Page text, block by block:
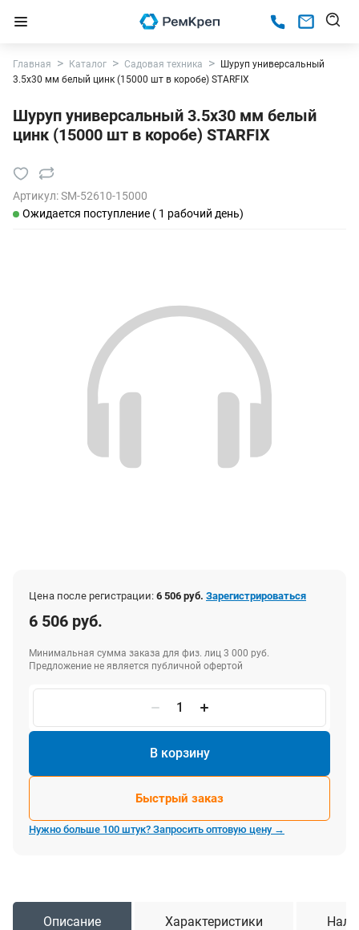
Главная Каталог Садовая техника
Шуруп универсальный
3.5х30 мм белый цинк (15000 шт в коробе) STARFIX
Шуруп универсальный 3.5х30 мм белый
цинк (15000 шт в коробе) STARFIX
Артикул:SM-52610-15000
Ожидается поступление ( 1 рабочий день)
Цена после регистрации: 6 506 руб. Зарегистрироваться
6 506 руб.
Минимальная сумма заказа для физ. лиц 3 000 руб.
Предложение не является публичной офертой
В корзину
Быстрый заказ
Нужно больше 100 штук? Запросить оптовую цену →
Описание Характеристики